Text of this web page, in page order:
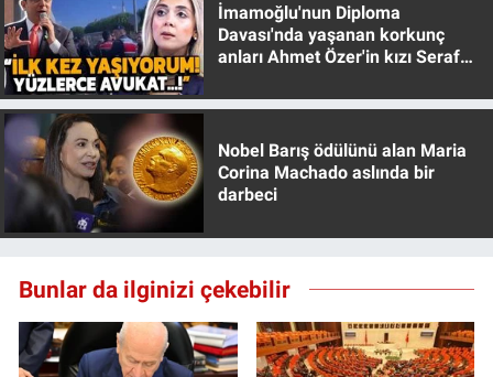
İmamoğlu'nun Diploma
Davası'nda yaşanan korkunç
anları Ahmet Özer'in kızı Seraf
Nobel Barış ödülünü alan Maria
Corina Machado aslında bir
darbeci
Bunlar da ilginizi çekebilir